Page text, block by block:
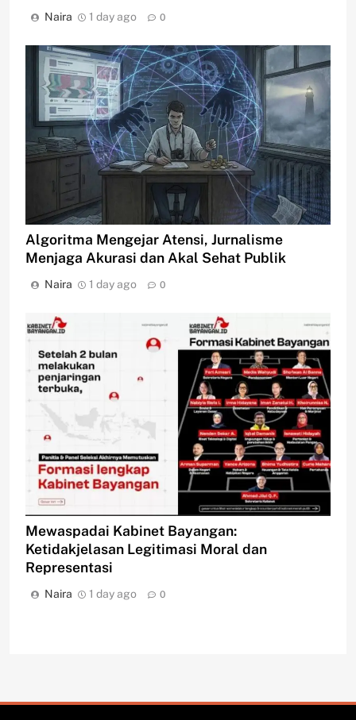
Naira 1 day ago 0
Algoritma Mengejar Atensi, Jurnalisme
Menjaga Akurasi dan Akal Sehat Publik
Naira 1 day ago 0
Mewaspadai Kabinet Bayangan:
Ketidakjelasan Legitimasi Moral dan
Representasi
Naira 1 day ago 0